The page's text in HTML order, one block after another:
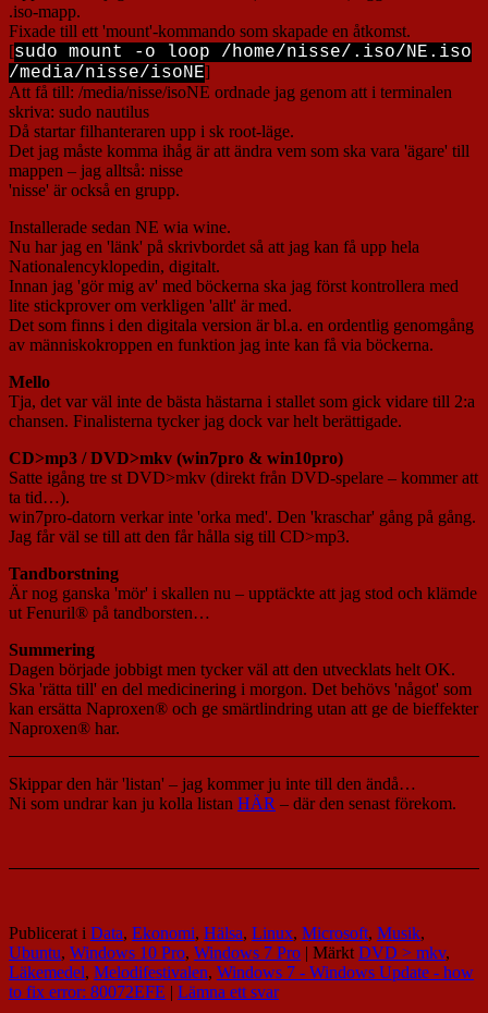
.iso-mapp.
Fixade till ett 'mount'-kommando som skapade en åtkomst.
[sudo mount -o loop /home/nisse/.iso/NE.iso
/media/nisse/isoNE]
Att få till: /media/nisse/isoNE ordnade jag genom att i terminalen
skriva: sudo nautilus
Då startar filhanteraren upp i sk root-läge.
Det jag måste komma ihåg är att ändra vem som ska vara 'ägare' till
mappen – jag alltså: nisse
'nisse' är också en grupp.
Installerade sedan NE wia wine.
Nu har jag en 'länk' på skrivbordet så att jag kan få upp hela
Nationalencyklopedin, digitalt.
Innan jag 'gör mig av' med böckerna ska jag först kontrollera med
lite stickprover om verkligen 'allt' är med.
Det som finns i den digitala version är bl.a. en ordentlig genomgång
av människokroppen en funktion jag inte kan få via böckerna.
Mello
Tja, det var väl inte de bästa hästarna i stallet som gick vidare till 2:a
chansen. Finalisterna tycker jag dock var helt berättigade.
CD>mp3 / DVD>mkv (win7pro & win10pro)
Satte igång tre st DVD>mkv (direkt från DVD-spelare – kommer att
ta tid…).
win7pro-datorn verkar inte 'orka med'. Den 'kraschar' gång på gång.
Jag får väl se till att den får hålla sig till CD>mp3.
Tandborstning
Är nog ganska 'mör' i skallen nu – upptäckte att jag stod och klämde
ut Fenuril® på tandborsten…
Summering
Dagen började jobbigt men tycker väl att den utvecklats helt OK.
Ska 'rätta till' en del medicinering i morgon. Det behövs 'något' som
kan ersätta Naproxen® och ge smärtlindring utan att ge de bieffekter
Naproxen® har.
Skippar den här 'listan' – jag kommer ju inte till den ändå…
Ni som undrar kan ju kolla listan HÄR – där den senast förekom.
Publicerat i Data, Ekonomi, Hälsa, Linux, Microsoft, Musik,
Ubuntu, Windows 10 Pro, Windows 7 Pro | Märkt DVD > mkv,
Läkemedel, Melodifestivalen, Windows 7 - Windows Update - how
to fix error: 80072EFE | Lämna ett svar